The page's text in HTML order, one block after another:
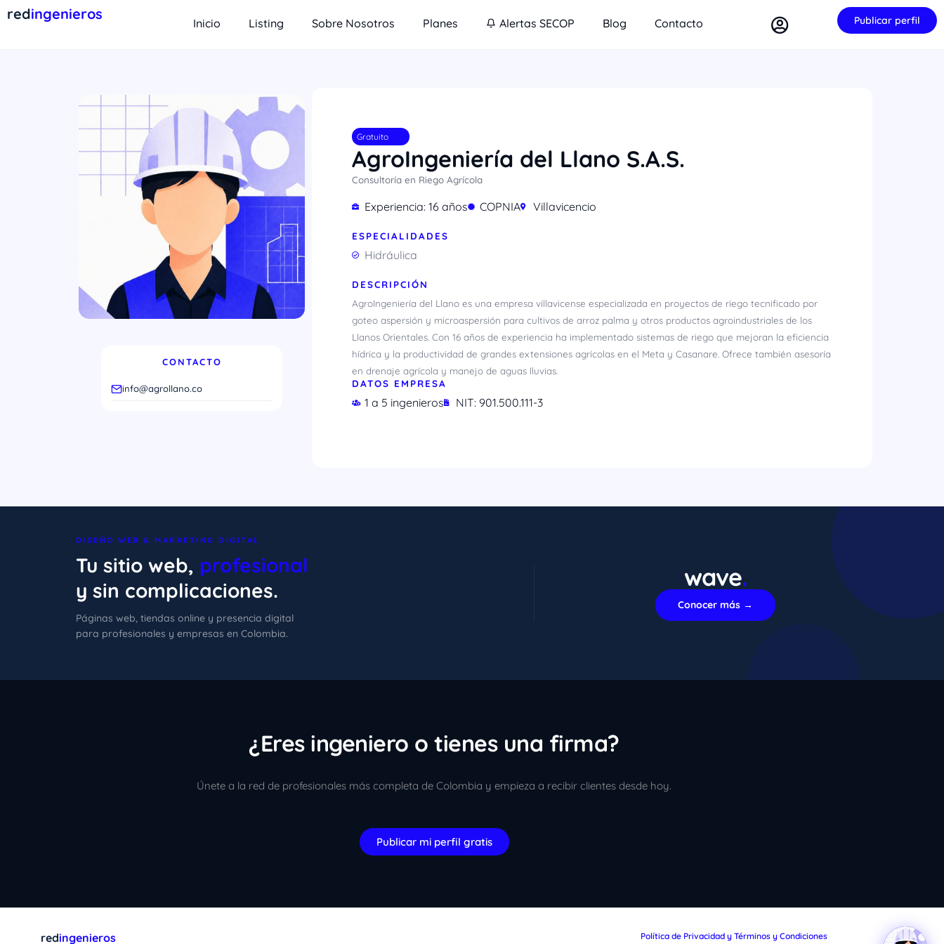
redingenieros
Inicio Listing Sobre Nosotros Planes Alertas SECOP Blog Contacto Publicar perfil
CONTACTO
info@agrollano.co
Gratuito
AgroIngeniería del Llano S.A.S.
Consultoría en Riego Agrícola
Experiencia: 16 años COPNIA Villavicencio
ESPECIALIDADES
Hidráulica
DESCRIPCIÓN
AgroIngeniería del Llano es una empresa villavicense especializada en proyectos de riego tecnificado por
goteo aspersión y microaspersión para cultivos de arroz palma y otros productos agroindustriales de los
Llanos Orientales. Con 16 años de experiencia ha implementado sistemas de riego que mejoran la eficiencia
hídrica y la productividad de grandes extensiones agrícolas en el Meta y Casanare. Ofrece también asesoría
en drenaje agrícola y manejo de aguas lluvias.
DATOS EMPRESA
1 a 5 ingenieros NIT: 901.500.111-3
DISEÑO WEB & MARKETING DIGITAL
Tu sitio web, profesional
y sin complicaciones.
Páginas web, tiendas online y presencia digital
para profesionales y empresas en Colombia.
wave.
Conocer más →
¿Eres ingeniero o tienes una firma?
Únete a la red de profesionales más completa de Colombia y empieza a recibir clientes desde hoy.
Publicar mi perfil gratis
redingenieros Política de Privacidad y Términos y Condiciones
xImenA
En línea ahora